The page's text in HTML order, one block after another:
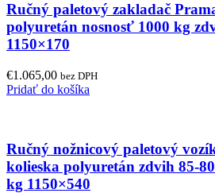
Ručný paletový zakladač
polyuretán nosnosť 1000 kg
1150×170
€1.065,00 bez DPH
Pridať do košíka
Ručný nožnicový paletový
kolieska polyuretán zdvih 85-
kg 1150×540